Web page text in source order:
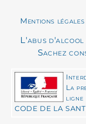
Mentions légales
L'abus d'alcool
Sachez
La
ligne
CODE DE LA